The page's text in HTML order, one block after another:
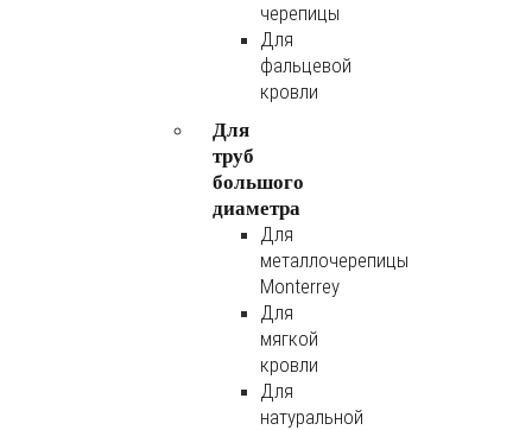
черепицы
Для
фальцевой
кровли
Для
труб
большого
диаметра
Для
металлочерепицы
Monterrey
Для
мягкой
кровли
Для
натуральной